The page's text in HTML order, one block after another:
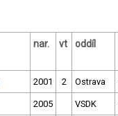
nar. vt oddíl
2001 2 Ostrava
2005 VSDK